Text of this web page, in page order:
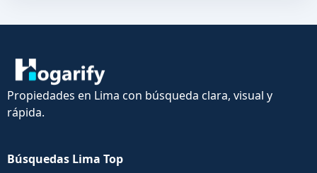
Propiedades en Lima con búsqueda clara, visual y
rápida.
Búsquedas Lima Top